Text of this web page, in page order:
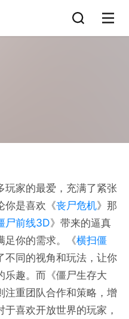
玩家的最爱，充满了紧张
你是喜欢《丧尸危机》那
尸前线3D》带来的逼真
足你的需求。《横扫僵
不同的视角和玩法，让你
乐趣。而《僵尸生存大
注重团队合作和策略，增
喜欢开放世界的玩家，